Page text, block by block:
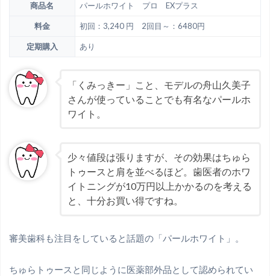
商品名 パールホワイト プロ EXプラス
料金 初回：3,240 円 2回目～：6480円
定期購入 あり
「くみっきー」こと、モデルの舟山久美子
さんが使っていることでも有名なパールホ
ワイト。
少々値段は張りますが、その効果はちゅら
トゥースと肩を並べるほど。歯医者のホワ
イトニングが10万円以上かかるのを考える
と、十分お買い得ですね。
審美歯科も注目をしていると話題の「パールホワイト」。
ちゅらトゥースと同じように医薬部外品として認められてい